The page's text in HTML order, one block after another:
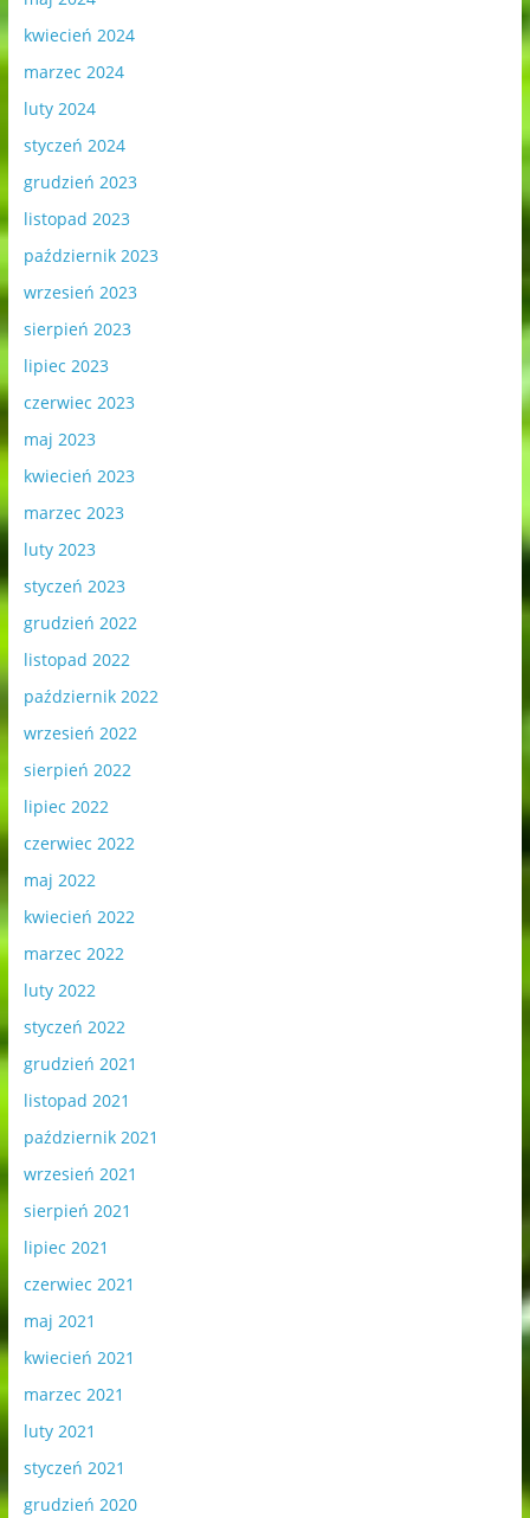
kwiecień 2024
marzec 2024
luty 2024
styczeń 2024
grudzień 2023
listopad 2023
październik 2023
wrzesień 2023
sierpień 2023
lipiec 2023
czerwiec 2023
maj 2023
kwiecień 2023
marzec 2023
luty 2023
styczeń 2023
grudzień 2022
listopad 2022
październik 2022
wrzesień 2022
sierpień 2022
lipiec 2022
czerwiec 2022
maj 2022
kwiecień 2022
marzec 2022
luty 2022
styczeń 2022
grudzień 2021
listopad 2021
październik 2021
wrzesień 2021
sierpień 2021
lipiec 2021
czerwiec 2021
maj 2021
kwiecień 2021
marzec 2021
luty 2021
styczeń 2021
grudzień 2020